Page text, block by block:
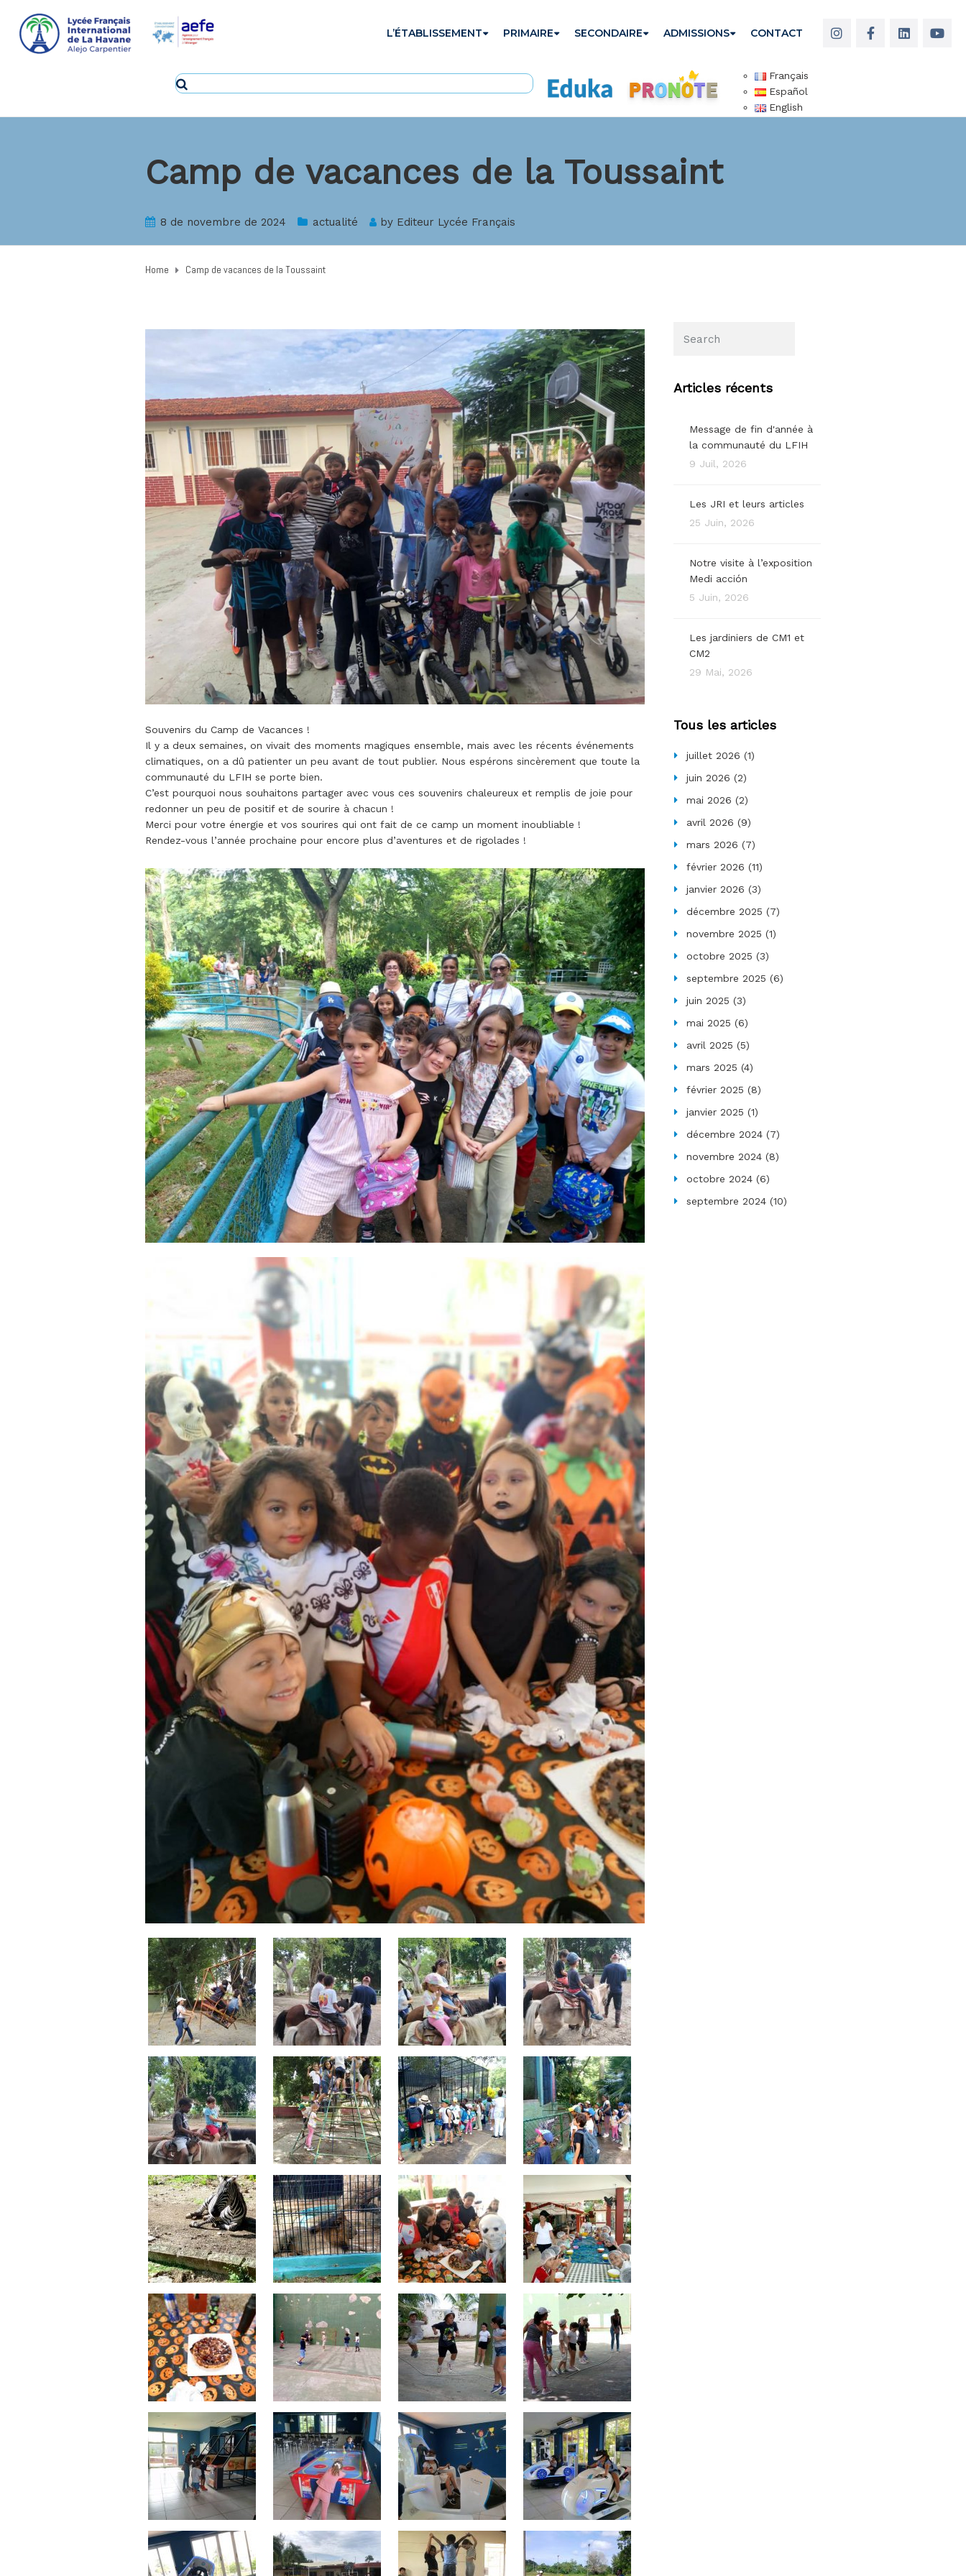
L’ÉTABLISSEMENT PRIMAIRE SECONDAIRE ADMISSIONS CONTACT
Français
Español
English
Camp de vacances de la Toussaint
8 de novembre de 2024 actualité by Editeur Lycée Français
Home Camp de vacances de la Toussaint
Souvenirs du Camp de Vacances !
Il y a deux semaines, on vivait des moments magiques ensemble, mais avec les récents événements
climatiques, on a dû patienter un peu avant de tout publier. Nous espérons sincèrement que toute la
communauté du LFIH se porte bien.
C’est pourquoi nous souhaitons partager avec vous ces souvenirs chaleureux et remplis de joie pour
redonner un peu de positif et de sourire à chacun !
Merci pour votre énergie et vos sourires qui ont fait de ce camp un moment inoubliable !
Rendez-vous l’année prochaine pour encore plus d’aventures et de rigolades !
Articles récents
Message de fin d'année à
la communauté du LFIH
9 Juil, 2026
Les JRI et leurs articles
25 Juin, 2026
Notre visite à l’exposition
Medi acción
5 Juin, 2026
Les jardiniers de CM1 et
CM2
29 Mai, 2026
Tous les articles
juillet 2026 (1)
juin 2026 (2)
mai 2026 (2)
avril 2026 (9)
mars 2026 (7)
février 2026 (11)
janvier 2026 (3)
décembre 2025 (7)
novembre 2025 (1)
octobre 2025 (3)
septembre 2025 (6)
juin 2025 (3)
mai 2025 (6)
avril 2025 (5)
mars 2025 (4)
février 2025 (8)
janvier 2025 (1)
décembre 2024 (7)
novembre 2024 (8)
octobre 2024 (6)
septembre 2024 (10)